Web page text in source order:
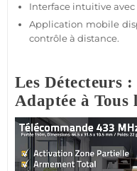
Interface intuitive avec
Application mobile
contrôle à distance.
Les Détecteurs :
Adaptée à Tous